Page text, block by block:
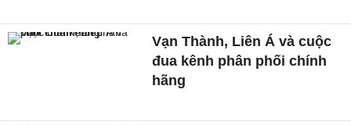
Vạn Thành, Liên Á và cuộc
đua kênh phân phối chính
hãng